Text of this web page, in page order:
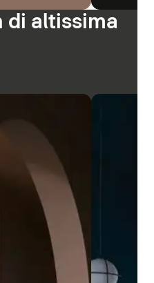
di altissima